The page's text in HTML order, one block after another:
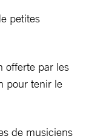
petites
offerte par les
pour tenir le
de musiciens